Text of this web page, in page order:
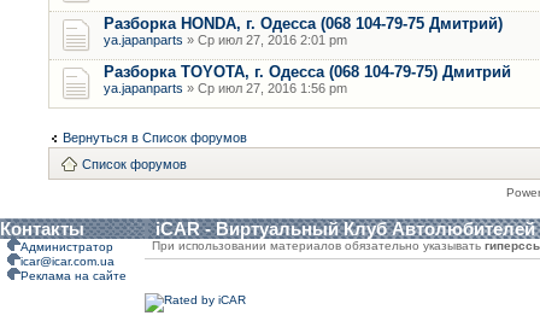
Разборка HONDA, г. Одесса (068 104-79-75 Дмитрий)
ya.japanparts » Ср июл 27, 2016 2:01 pm
Разборка TOYOTA, г. Одесса (068 104-79-75) Дмитрий
ya.japanparts » Ср июл 27, 2016 1:56 pm
Вернуться в Список форумов
Список форумов
Контакты iCAR - Виртуальный Клуб Автолюбителей
Администратор
icar@icar.com.ua
Реклама на сайте
При использовании материалов обязательно указывать